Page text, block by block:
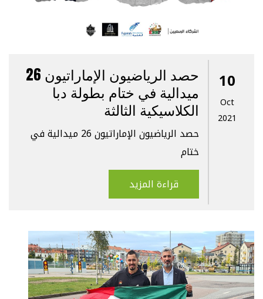
حصد الرياضيون الإماراتيون 26
ميدالية في ختام بطولة دبا
الكلاسيكية الثالثة
حصد الرياضيون الإماراتيون 26 ميدالية في
ختام
قراءة المزيد
10
Oct
2021